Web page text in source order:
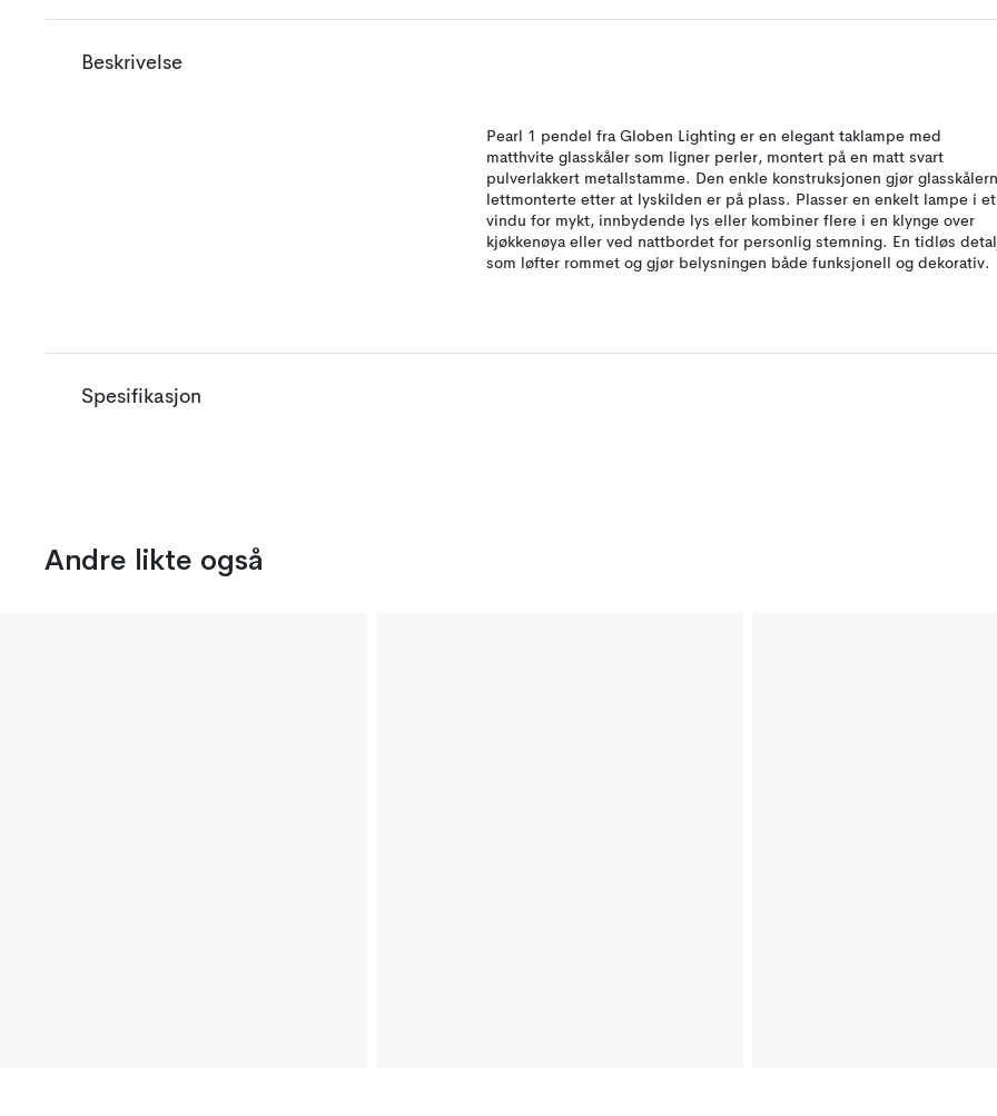
Beskrivelse
Pearl 1 pendel fra Globen Lighting er en elegant taklampe med
matthvite glasskåler som ligner perler, montert på en matt svart
pulverlakkert metallstamme. Den enkle konstruksjonen gjør
lettmonterte etter at lyskilden er på plass. Plasser en enkelt lampe i et
vindu for mykt, innbydende lys eller kombiner flere i en klynge over
kjøkkenøya eller ved nattbordet for personlig stemning. En tidløs
som løfter rommet og gjør belysningen både funksjonell og dekorativ.
Spesifikasjon
Andre likte også